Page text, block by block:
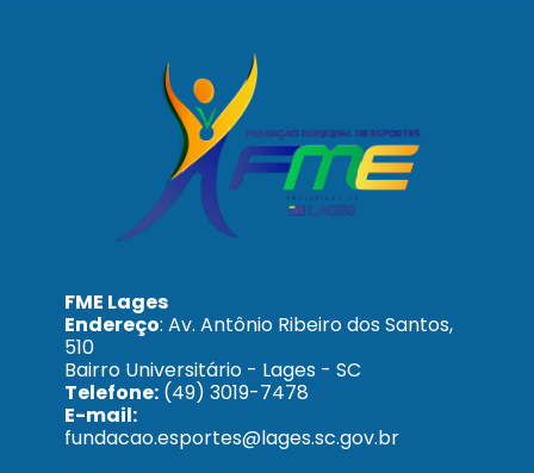
FME Lages
Endereço: Av. Antônio Ribeiro dos Santos,
510
Bairro Universitário - Lages - SC
Telefone: (49) 3019-7478
E-mail:
fundacao.esportes@lages.sc.gov.br